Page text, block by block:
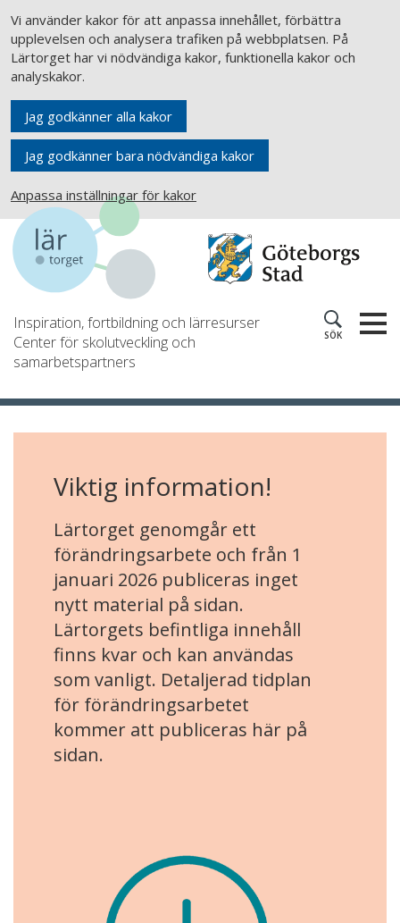
Vi använder kakor för att anpassa innehållet, förbättra
upplevelsen och analysera trafiken på webbplatsen. På
Lärtorget har vi nödvändiga kakor, funktionella kakor och
analyskakor.
Jag godkänner alla kakor
Jag godkänner bara nödvändiga kakor
Anpassa inställningar för kakor
Inspiration, fortbildning och lärresurser
Center för skolutveckling och
samarbetspartners
SÖK
Viktig information!
Lärtorget genomgår ett
förändringsarbete och från 1
januari 2026 publiceras inget
nytt material på sidan.
Lärtorgets befintliga innehåll
finns kvar och kan användas
som vanligt. Detaljerad tidplan
för förändringsarbetet
kommer att publiceras här på
sidan.